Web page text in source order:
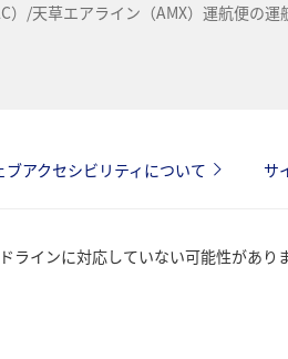
）/天草エアライン（AMX）運航便の
ブアクセシビリティについて サ
インに対応していない可能性がありま